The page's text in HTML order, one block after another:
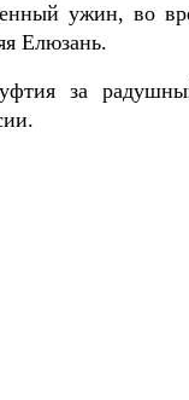
ужин, во
Елюзань.
за